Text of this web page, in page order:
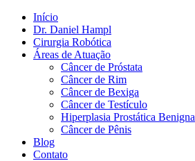
Início
Dr. Daniel Hampl
Cirurgia Robótica
Áreas de Atuação
Câncer de Próstata
Câncer de Rim
Câncer de Bexiga
Câncer de Testículo
Hiperplasia Prostática Benigna
Câncer de Pênis
Blog
Contato